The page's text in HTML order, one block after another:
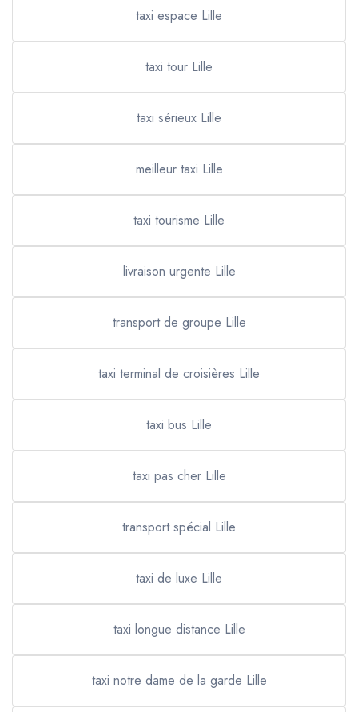
taxi espace Lille
taxi tour Lille
taxi sérieux Lille
meilleur taxi Lille
taxi tourisme Lille
livraison urgente Lille
transport de groupe Lille
taxi terminal de croisières Lille
taxi bus Lille
taxi pas cher Lille
transport spécial Lille
taxi de luxe Lille
taxi longue distance Lille
taxi notre dame de la garde Lille